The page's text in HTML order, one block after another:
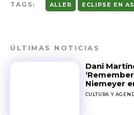
TAGS: ALLER ECLIPSE EN
ÚLTIMAS NOTICIAS
Dani
Niemeyer
CULTURA Y